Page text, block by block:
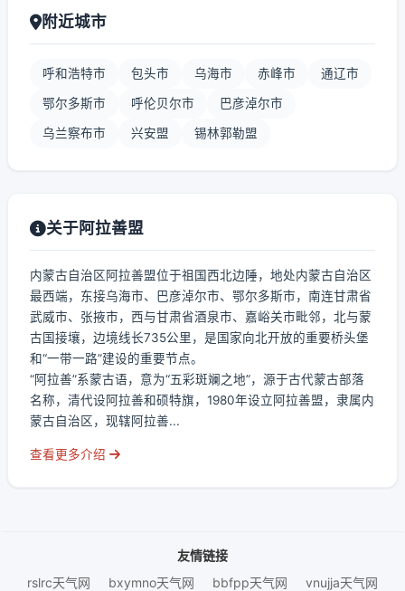
附近城市
呼和浩特市 包头市 乌海市 赤峰市 通辽市
鄂尔多斯市 呼伦贝尔市 巴彦淖尔市
乌兰察布市 兴安盟 锡林郭勒盟
关于阿拉善盟
内蒙古自治区阿拉善盟位于祖国西北边陲，地处内蒙古自治区
最西端，东接乌海市、巴彦淖尔市、鄂尔多斯市，南连甘肃省
武威市、张掖市，西与甘肃省酒泉市、嘉峪关市毗邻，北与蒙
古国接壤，边境线长735公里，是国家向北开放的重要桥头堡
和“一带一路”建设的重要节点。
“阿拉善”系蒙古语，意为“五彩斑斓之地”，源于古代蒙古部落
名称，清代设阿拉善和硕特旗，1980年设立阿拉善盟，隶属内
蒙古自治区，现辖阿拉善...
查看更多介绍
友情链接
rslrc天气网
bxymno天气网 bbfpp天气网 vnujja天气网